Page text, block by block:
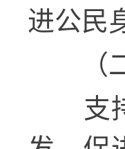
进公民
支